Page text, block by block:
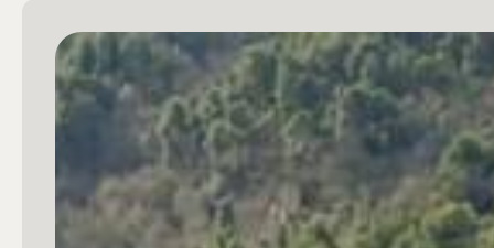
I nostri
cantieri
Immobili
Cosa
Vendita
Affitto
Scegli
dove